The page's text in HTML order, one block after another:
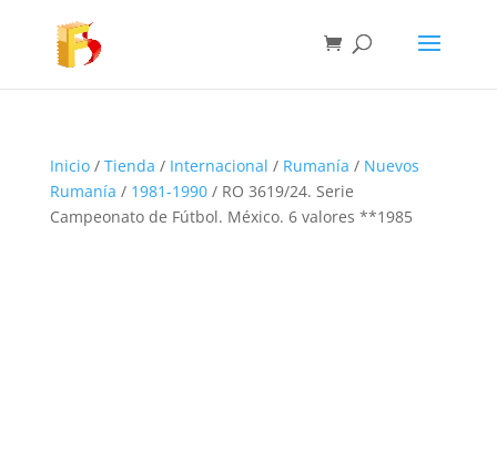
Inicio/ Tienda / Internacional / Rumanía / Nuevos
Rumanía / 1981-1990/ RO 3619/24. Serie
Campeonato de Fútbol. México. 6 valores **1985